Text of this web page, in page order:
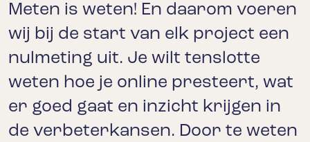
Meten is weten! En daarom voeren
wij bij de start van elk project een
nulmeting uit. Je wilt tenslotte
weten hoe je online presteert, wat
er goed gaat en inzicht krijgen in
de verbeterkansen. Door te weten